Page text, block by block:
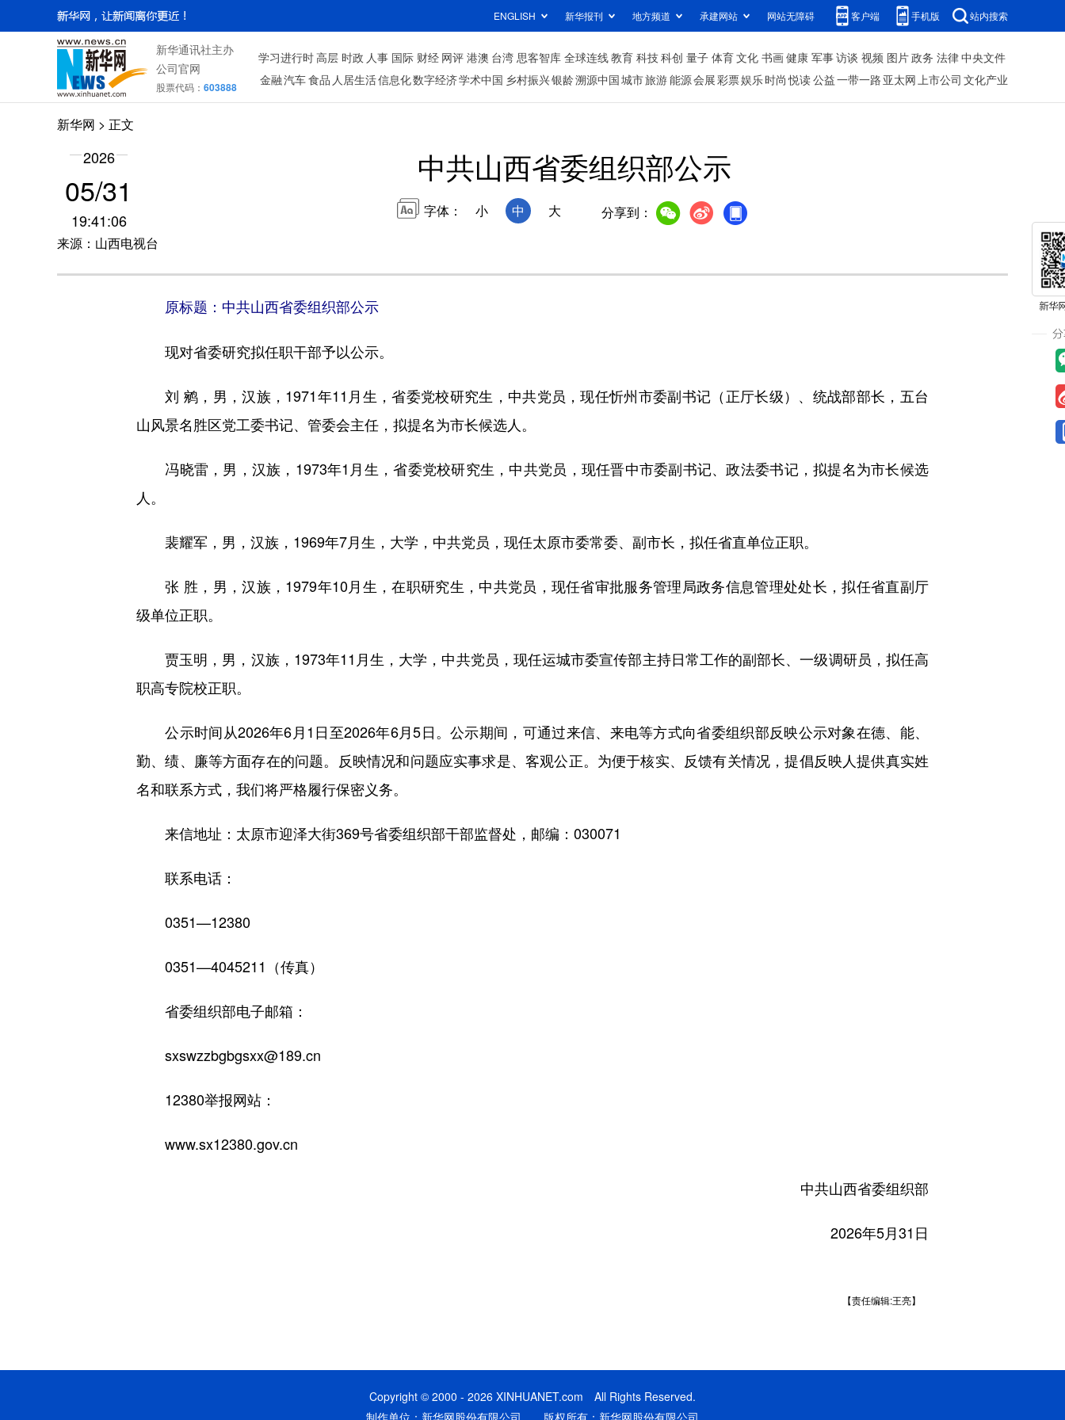
ENGLISH 新华报刊 地方频道 承建网站 网站无障碍 客户端 手机版 站内搜索
新华通讯社主办
公司官网
股票代码： 603888
学习进行时高层 时政 人事 国际 财经 网评 港澳 台湾 思客智库 全球连线教育 科技科创 量子 体育文化 书画健康 军事访谈 视频 图片政务 法律中央文件
金融汽车食品 人居生活信息化数字经济学术中国 乡村振兴银龄溯源中国城市旅游能源会展彩票娱乐时尚 悦读公益一带一路 亚太网上市公司 文化产业
新华网 > 正文
2026
05/31
19:41:06
来源：山西电视台
中共山西省委组织部公示
字体： 小 中 大 分享到：
原标题：中共山西省委组织部公示
现对省委研究拟任职干部予以公示。
刘 鹓，男，汉族，1971年11月生，省委党校研究生，中共党员，现任忻州市委副书记（正厅长级）、统战部部长，五台
山风景名胜区党工委书记、管委会主任，拟提名为市长候选人。
冯晓雷，男，汉族，1973年1月生，省委党校研究生，中共党员，现任晋中市委副书记、政法委书记，拟提名为市长候选
人。
裴耀军，男，汉族，1969年7月生，大学，中共党员，现任太原市委常委、副市长，拟任省直单位正职。
张 胜，男，汉族，1979年10月生，在职研究生，中共党员，现任省审批服务管理局政务信息管理处处长，拟任省直副厅
级单位正职。
贾玉明，男，汉族，1973年11月生，大学，中共党员，现任运城市委宣传部主持日常工作的副部长、一级调研员，拟任高
职高专院校正职。
公示时间从2026年6月1日至2026年6月5日。公示期间，可通过来信、来电等方式向省委组织部反映公示对象在德、能、
勤、绩、廉等方面存在的问题。反映情况和问题应实事求是、客观公正。为便于核实、反馈有关情况，提倡反映人提供真实姓
名和联系方式，我们将严格履行保密义务。
来信地址：太原市迎泽大街369号省委组织部干部监督处，邮编：030071
联系电话：
0351—12380
0351—4045211（传真）
省委组织部电子邮箱：
sxswzzbgbgsxx@189.cn
12380举报网站：
www.sx12380.gov.cn
中共山西省委组织部
2026年5月31日
【责任编辑:王亮】
Copyright © 2000 - 2026 XINHUANET.com All Rights Reserved.
制作单位：新华网股份有限公司 版权所有：新华网股份有限公司